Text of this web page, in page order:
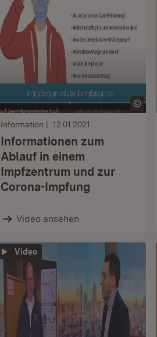
Information 12.01.2021
Informationen zum
Ablauf in einem
Impfzentrum und zur
Corona-Impfung
Video ansehen
Video